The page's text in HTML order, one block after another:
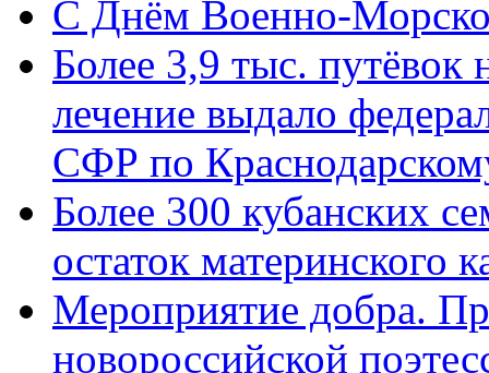
C Днём Военно-
Более 3,9 тыс. путёвок
лечение выдало
СФР по
Более 300 кубанских
остаток материнского
Мероприятие добра.
новороссийской